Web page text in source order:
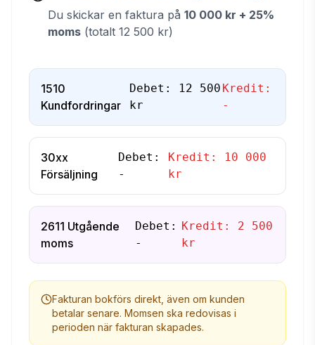
Du skickar en faktura på 10 000 kr + 25%
moms(totalt 12 500 kr)
1510
Kundfordringar
Debet:
12 500
kr
Kredit:
-
30xx
Försäljning
Debet:
-
Kredit:
10 000
kr
2611 Utgående
moms
Debet:
-
Kredit: 2 500
kr
Fakturan bokförs direkt, även om kunden
betalar senare. Momsen ska redovisas i
perioden när fakturan skapades.